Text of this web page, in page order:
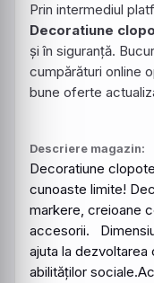
Prin intermediul
Decoratiune
și în siguranță.
cumpărături online
bune oferte
Descriere magazin:
Decoratiune
cunoaste limite!
markere, creioane
accesorii.
ajuta la dezvoltarea
abilităților